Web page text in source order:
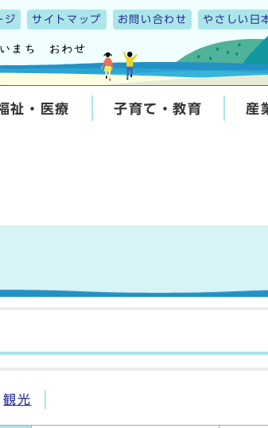
ジ サイトマップ お問い合わせ やさしい日
祉・医療 子育て・教育 産
観光